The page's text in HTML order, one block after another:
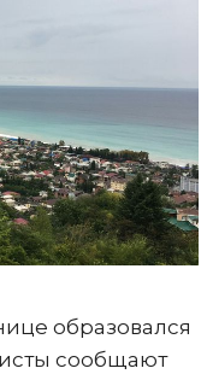
образовался
сообщают